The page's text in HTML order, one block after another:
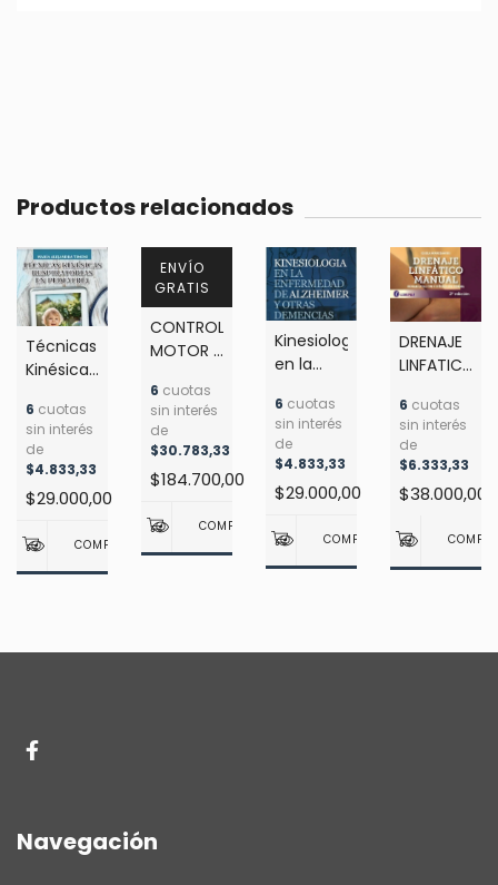
Productos relacionados
Técnicas
Kinésicas
en
Pediatría
- Timoni
6 cuotas
sin interés
de
$4.833,33
$29.000,00
ENVÍO
GRATIS
CONTROL
MOTOR -
INVESTIGACION
A LA
PRACTICA
CLINICA -
6TA ED -
SHUMWAY-
COOK /
WOOLLACOTT
6 cuotas
sin interés
de
$30.783,33
$184.700,00
Kinesiologia
en la
de
alzheimer
- Czyzyk
6 cuotas
sin interés
de
$4.833,33
$29.000,00
DRENAJE
LINFATICO
KINESICA
DEL
EDEMA
2DA ED -
GISELA
WARSZAWSKI
6 cuotas
sin interés
de
$6.333,33
$38.000,00
Navegación